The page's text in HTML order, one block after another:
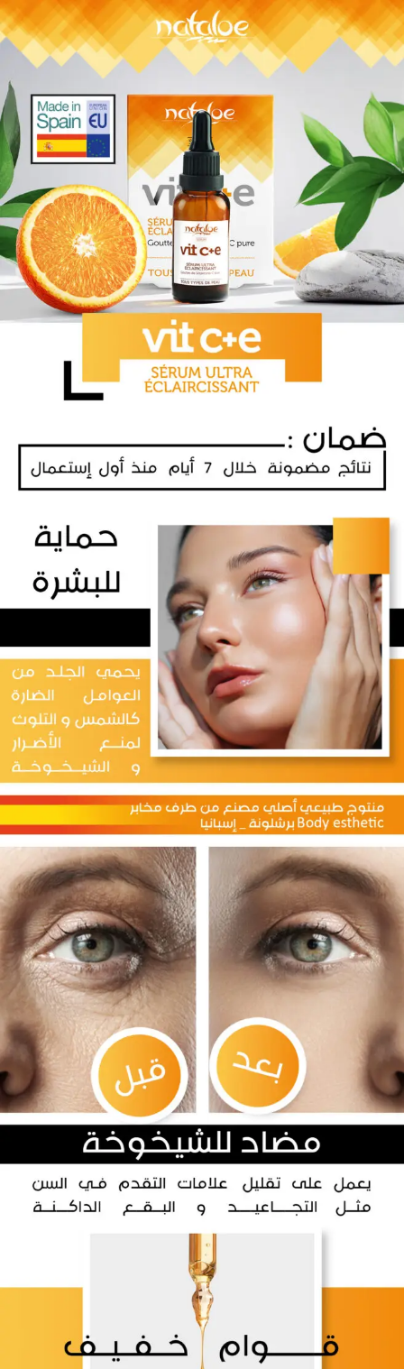
Sign in
Remember me Lost password?
Log in
Create an account